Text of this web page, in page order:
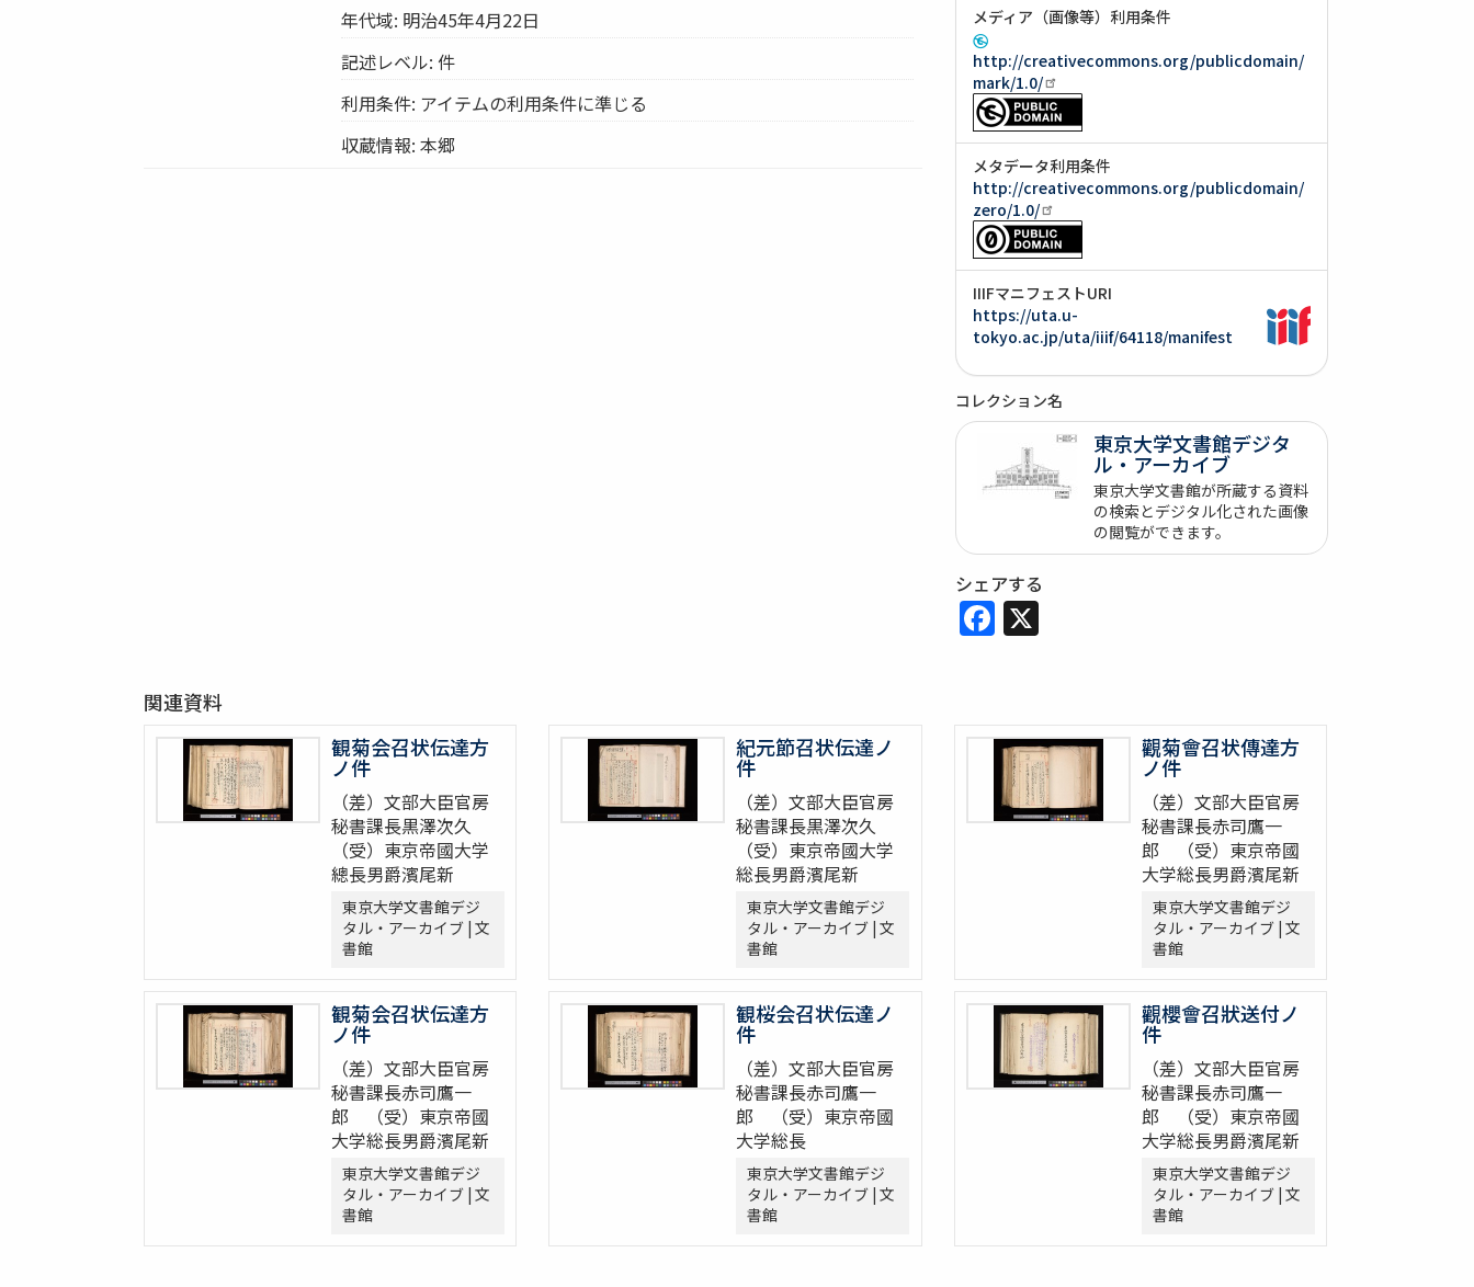
年代域: 明治45年4月22日
記述レベル: 件
利用条件: アイテムの利用条件に準じる
収蔵情報: 本郷
メディア（画像等）利用条件
http://creativecommons.org/publicdomain/
mark/1.0/
メタデータ利用条件
http://creativecommons.org/publicdomain/
zero/1.0/
IIIFマニフェストURI
https://uta.u-
tokyo.ac.jp/uta/iiif/64118/manifest
コレクション名
東京大学文書館デジタ
ル・アーカイブ
東京大学文書館が所蔵する資料
の検索とデジタル化された画像
の閲覧ができます。
シェアする
Facebook
X
関連資料
観菊会召状伝達方
ノ件
（差）文部大臣官房
秘書課長黒澤次久
（受）東京帝國大学
總長男爵濱尾新
東京大学文書館デジ
タル・アーカイブ | 文
書館
紀元節召状伝達ノ
件
（差）文部大臣官房
秘書課長黒澤次久
（受）東京帝國大学
総長男爵濱尾新
東京大学文書館デジ
タル・アーカイブ | 文
書館
觀菊會召状傳達方
ノ件
（差）文部大臣官房
秘書課長赤司鷹一
郎 （受）東京帝國
大学総長男爵濱尾新
東京大学文書館デジ
タル・アーカイブ | 文
書館
観菊会召状伝達方
ノ件
（差）文部大臣官房
秘書課長赤司鷹一
郎 （受）東京帝國
大学総長男爵濱尾新
東京大学文書館デジ
タル・アーカイブ | 文
書館
観桜会召状伝達ノ
件
（差）文部大臣官房
秘書課長赤司鷹一
郎 （受）東京帝國
大学総長
東京大学文書館デジ
タル・アーカイブ | 文
書館
觀櫻會召狀送付ノ
件
（差）文部大臣官房
秘書課長赤司鷹一
郎 （受）東京帝國
大学総長男爵濱尾新
東京大学文書館デジ
タル・アーカイブ | 文
書館